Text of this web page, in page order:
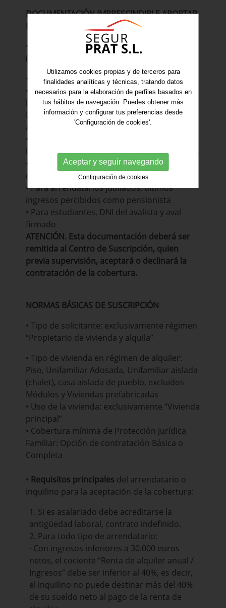
DOCUMENTACIÓN IMPRESCINDIBLE APORTAR
PARA LA CONTRATACIÓN DE LA COBERTURA
• Contrato de arrendamiento entre las partes
(duración mínima 1 año)
• Nombre y DNI del Arrendatario o inquilino
• Documento adjunto al proyecto referente a
la LOPD (Ley Orgánica de Protección de
Datos), debidamente firmado por el
Arrendador y el Arrendatario
• Para arrendatarios asalariados, antigüedad
laboral e ingresos anuales mediante nóminas
• Para arrendatarios autónomos, última
declaración de renta y/o IVA
• Para arrendatarios jubilados, últimos
ingresos percibidos como pensionista
• Para estudiantes, DNI del avalista y aval
firmado
ATENCIÓN. Esta documentación deberá ser
remitida al Centro de Suscripción, quien
previa supervisión, aceptará o declinará la
contratación de la cobertura.
NORMAS BÁSICAS DE SUSCRIPCIÓN
• Tipo de solicitante: exclusivamente régimen
“Propietario de vivienda y alquila”
• Tipo de vivienda en régimen de alquiler:
Piso, Unifamiliar Adosada, Unifamiliar aislada
(chalet), casa aislada de pueblo, excluidos
Módulos y Viviendas prefabricadas
• Uso de la vivienda: exclusivamente “Vivienda
principal”
• Cobertura mínima de Protección Jurídica
Familiar: Opción de contratación Básica o
Completa
• Requisitos principales del arrendatario o
inquilino para la aceptación de la cobertura:
1. Si es asalariado debe acreditarse la
antigüedad laboral, contrato indefinido.
2. Para todo tipo de arrendatario:
· Con ingresos inferiores a 30.000 euros
netos, el cociente “Renta de alquiler anual /
Ingresos” debe ser inferior al 40%, es decir,
el inquilino no puede destinar más del 40%
de su sueldo neto al pago de la renta de
Utilizamos cookies propias y de terceros para
finalidades analíticas y técnicas, tratando datos
necesarios para la elaboración de perfiles basados en
tus hábitos de navegación. Puedes obtener más
información y configurar tus preferencias desde
'Configuración de cookies'.
Aceptar y seguir navegando
Configuración de cookies